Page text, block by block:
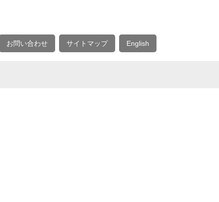
お問い合わせ サイトマップ English